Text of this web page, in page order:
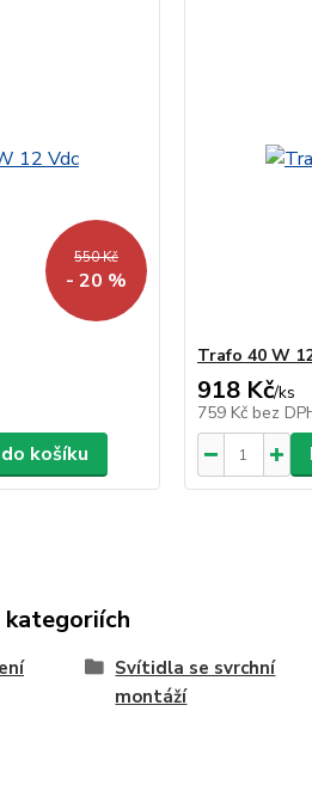
550 Kč
- 20 %
košíku
Trafo 40 W
918 Kč/ks
759 Kč bez
kategoriích
Svítidla se svrchní
montáží